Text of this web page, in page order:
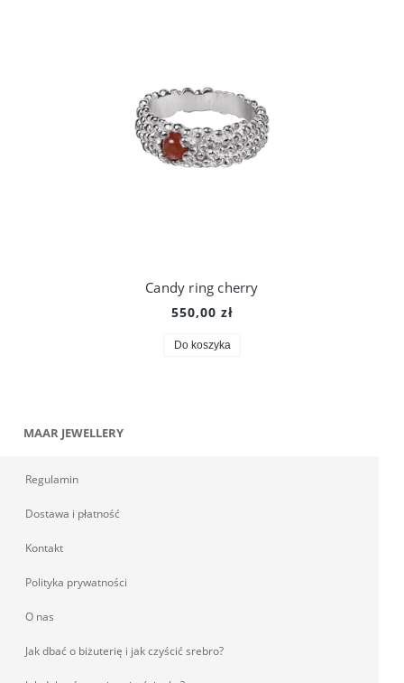
Candy ring cherry
550,00 zł
Do koszyka
MAAR JEWELLERY
Regulamin
Dostawa i płatność
Kontakt
Polityka prywatności
O nas
Jak dbać o biżuterię i jak czyścić srebro?